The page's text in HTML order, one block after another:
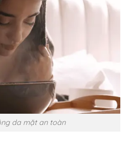
da mặt an toàn